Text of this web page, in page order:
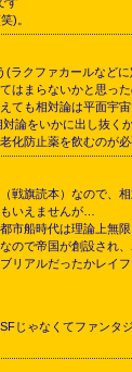
)。
ラクファカールなど
まらないかと思っ
も相対論は平面宇
論をいかに出し抜く
化防止薬を飲むのが
戦旗読本）なので、
いえませんが…
市船時代は理論上無
で帝国が創設され
リアルだったかレイ
じゃなくてファン